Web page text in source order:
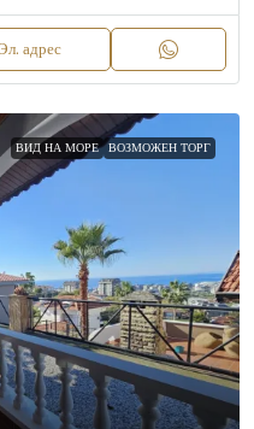
адрес
ВИД НА МОРЕ ВОЗМОЖЕН ТОРГ